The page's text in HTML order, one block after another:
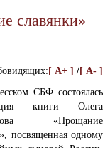
славянки»
[ A+ ] /[ A- ]
СБФ состоялась
книги Олега
«Прощание
посвященная одному